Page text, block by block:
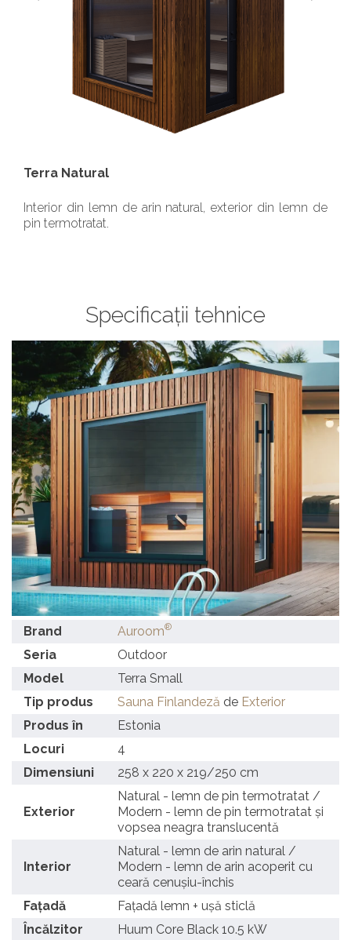
Terra Natural
Interior din lemn de arin natural, exterior din lemn de
pin termotratat.
Specificații tehnice
Brand Auroom®
Seria
Outdoor
Model
Terra Small
Tip produs
Sauna Finlandeză de Exterior
Produs în
Estonia
Locuri
4
Dimensiuni
258 x 220 x 219/250 cm
Exterior
Natural - lemn de pin termotratat /
Modern - lemn de pin termotratat și
vopsea neagra translucentă
Interior
Natural - lemn de arin natural /
Modern - lemn de arin acoperit cu
ceară cenușiu-închis
Fațadă
Fațadă lemn + ușă sticlă
Încălzitor
Huum Core Black 10.5 kW